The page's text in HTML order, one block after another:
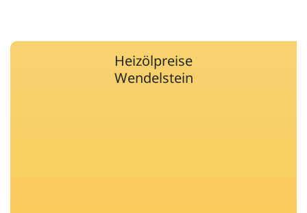
Heizölpreise
Wendelstein